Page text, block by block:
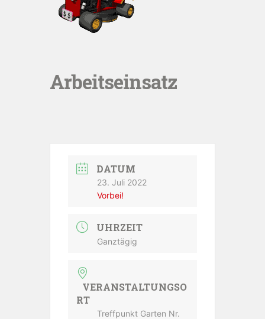
Arbeitseinsatz
DATUM
23. Juli 2022
Vorbei!
UHRZEIT
Ganztägig
VERANSTALTUNGSO
RT
Treffpunkt Garten Nr.